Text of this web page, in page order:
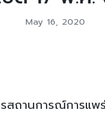
May 16, 2020
สถานการณ์การแพ